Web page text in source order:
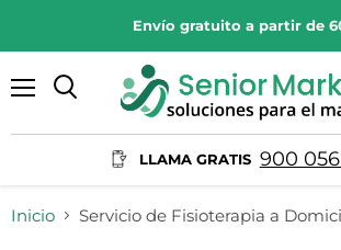
Envío gratuito a partir de
LLAMA GRATIS 900
Inicio Servicio de Fisioterapia a